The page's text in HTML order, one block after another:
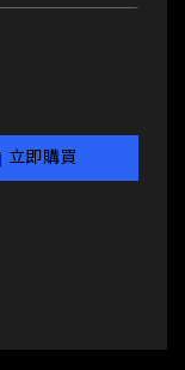
立即購買